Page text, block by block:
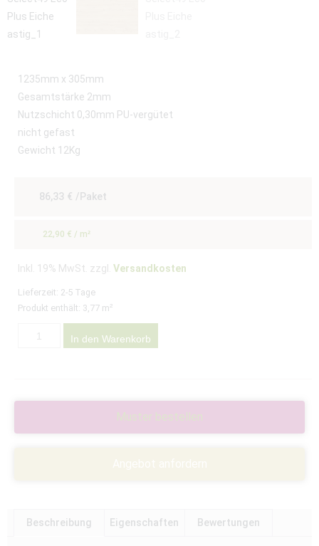
1235mm x 305mm
Gesamtstärke 2mm
Nutzschicht 0,30mm PU-vergütet
nicht gefast
Gewicht 12Kg
86,33 € /Paket
22,90 € / m²
Inkl. 19% MwSt. zzgl. Versandkosten
Lieferzeit: 2-5 Tage
Produkt enthält: 3,77 m²
In den Warenkorb
Beschreibung Eigenschaften Bewertungen